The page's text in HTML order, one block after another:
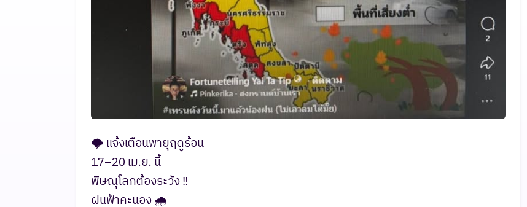
🌩️ แจ้งเตือนพายุฤดูร้อน
17–20 เม.ย. นี้
พิษณุโลกต้องระวัง ‼️
ฝนฟ้าคะนอง 🌧️